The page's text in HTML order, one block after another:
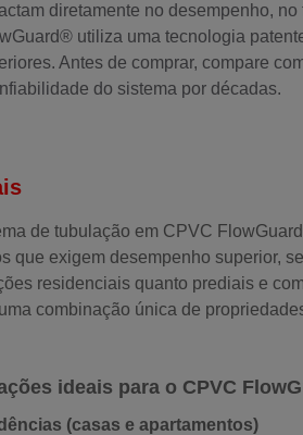
diretamente no desempenho, no
utiliza uma tecnologia
Antes de comprar, compare
do sistema por décadas.
de tubulação em CPVC
que exigem desempenho superior,
residenciais quanto prediais e
combinação única de
ideais para o CPVC
(casas e apartamentos)